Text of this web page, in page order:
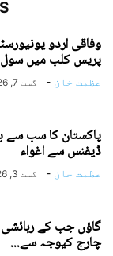
وفاقی اردو
پریس کلب میں
عظمت خان - اگست 7, 2026
پاکستان کا سب سے
ڈیفنس سے اغواء
عظمت خان - اگست 3, 2026
گاؤں جب کے
چارج کیوجہ سے...